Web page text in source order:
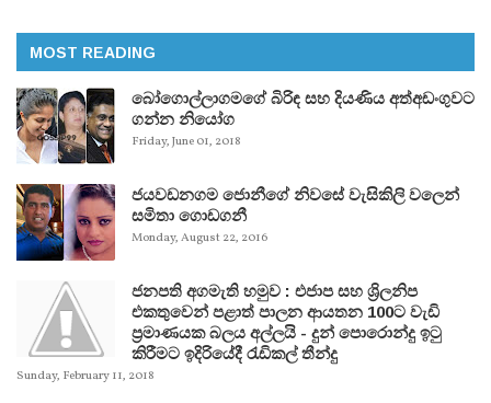
MOST READING
බෝගොල්ලාගමගේ බිරිඳ සහ දියණිය අත්අඩංගුවට
ගන්න නියෝග
Friday, June 01, 2018
ජයවඩනගම ජොනීගේ නිවසේ වැසිකිලි වලෙන්
සමිතා ගොඩගනී
Monday, August 22, 2016
ජනපති අගමැති හමුව : එජාප සහ ශ්‍රිලනිප
එකතුවෙන් පළාත් පාලන ආයතන 100ට වැඩි
ප්‍රමාණයක බලය අල්ලයි - දුන් පොරොන්දු ඉටු
කිරීමට ඉදිරියේදී රැඩිකල් තීන්දු
Sunday, February 11, 2018